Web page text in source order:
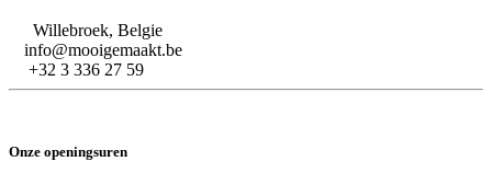
Willebroek, Belgie
info@mooigemaakt.be
+32 3 336 27 59
Onze openingsuren